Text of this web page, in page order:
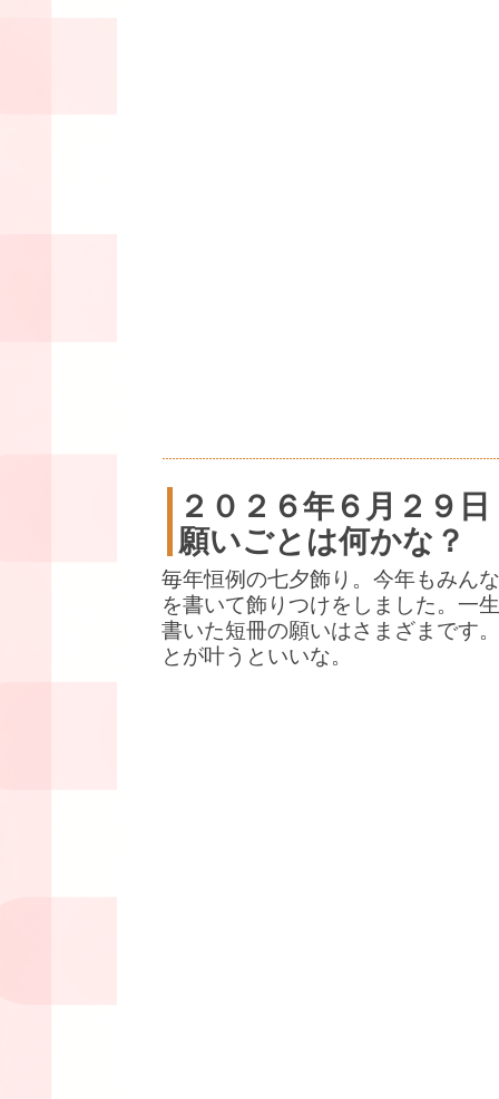
２０２６年６月２９日
願いごとは何かな？
毎年恒例の七夕飾り。今年もみん
を書いて飾りつけをしました。一
書いた短冊の願いはさまざまです
とが叶うといいな。